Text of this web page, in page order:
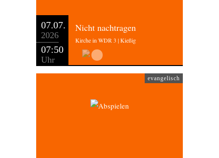
07.07.
2026
07:50
Uhr
Nicht nachtragen
Kirche in WDR 3 | Kießig
evangelisch